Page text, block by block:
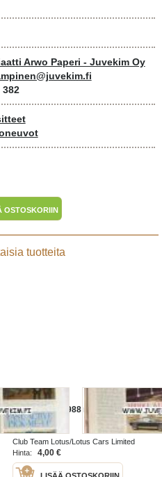
Arwo Paperi - Juvekim Oy
382
OSTOSKORIIN
tuotteita
Lotus World 1988 nr 9
Club Team Lotus/Lotus Cars Limited
1988
Hinta: 4,00 €